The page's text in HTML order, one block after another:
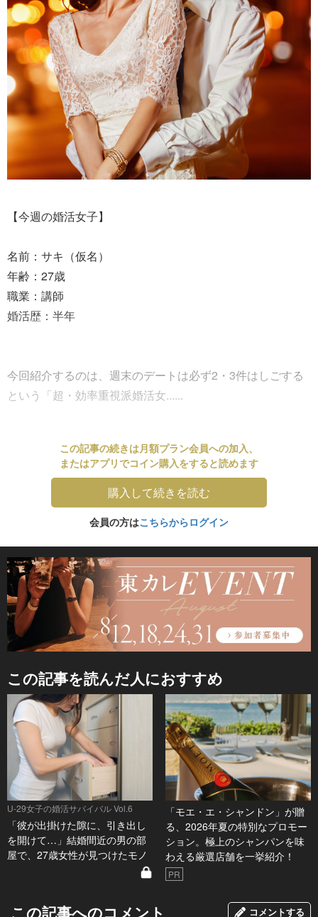
【今週の婚活女子】
名前：サキ（仮名）
年齢：27歳
職業：講師
婚活歴：半年
今回紹介するのは、週末のデートは必ず2・3件はしごする
という「超・効率重視派婚活女......
この記事の続きは月額プラン会員への加入、
またはアプリでコイン購入をすると読めます
購入して続きを読む
会員の方はこちらからログイン
この記事を読んだ人におすすめ
U-29女子の婚活サバイバル Vol.6
「彼が出掛けた隙に、引き出し
を開けて…」結婚間近の男の部
屋で、27歳女性が見つけたモノ
「モエ・エ・シャンドン」が贈
る、2026年夏の特別なプロモー
ション。極上のシャンパンを味
わえる厳選店舗を一挙紹介！
PR
この記事へのコメント コメントする